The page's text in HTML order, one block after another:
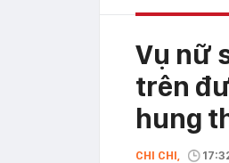
Vụ nữ
trên
hung
CHI CHI,